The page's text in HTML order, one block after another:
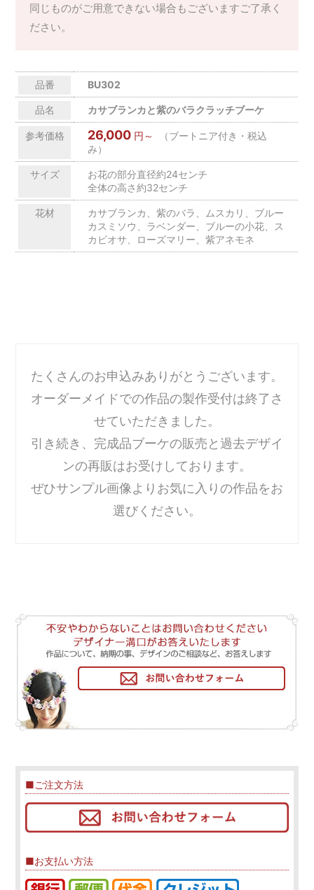
同じものがご用意できない場合もございますご了承く
ださい。
品番 BU302
品名 カサブランカと紫のバラクラッチブーケ
参考価格 26,000 円～
（ブートニア付き・税込
み）
サイズ
お花の部分直径約24センチ
全体の高さ約32センチ
花材
カサブランカ、紫のバラ、ムスカリ、ブルー
カスミソウ、ラベンダー、ブルーの小花、ス
カビオサ、ローズマリー、紫アネモネ
たくさんのお申込みありがとうございます。
オーダーメイドでの作品の製作受付は終了さ
せていただきました。
引き続き、完成品ブーケの販売と過去デザイ
ンの再販はお受けしております。
ぜひサンプル画像よりお気に入りの作品をお
選びください。
■ご注文方法
■お支払い方法